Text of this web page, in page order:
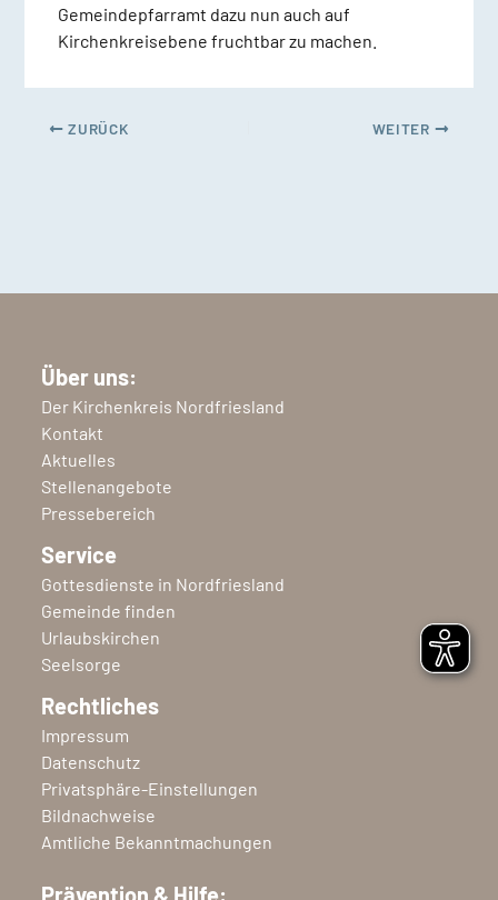
Gemeindepfarramt dazu nun auch auf
Kirchenkreisebene fruchtbar zu machen.
ZURÜCK WEITER
Über uns:
Der Kirchenkreis Nordfriesland
Kontakt
Aktuelles
Stellenangebote
Pressebereich
Service
Gottesdienste in Nordfriesland
Gemeinde finden
Urlaubskirchen
Seelsorge
Rechtliches
Impressum
Datenschutz
Privatsphäre-Einstellungen
Bildnachweise
Amtliche Bekanntmachungen
Prävention & Hilfe: